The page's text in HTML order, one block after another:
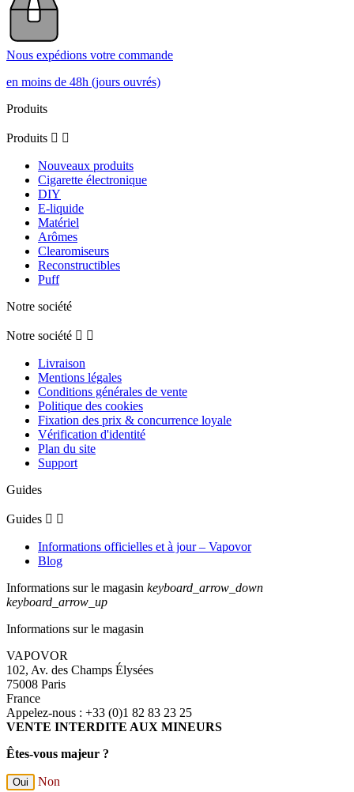
Nous expédions votre commande
en moins de 48h (jours ouvrés)
Produits
Produits  
Nouveaux produits
Cigarette électronique
DIY
E-liquide
Matériel
Arômes
Clearomiseurs
Reconstructibles
Puff
Notre société
Notre société  
Livraison
Mentions légales
Conditions générales de vente
Politique des cookies
Fixation des prix & concurrence loyale
Vérification d'identité
Plan du site
Support
Guides
Guides  
Informations officielles et à jour – Vapovor
Blog
Informations sur le magasin keyboard_arrow_down
keyboard_arrow_up
Informations sur le magasin
VAPOVOR
102, Av. des Champs Élysées
75008 Paris
France
Appelez-nous : +33 (0)1 82 83 23 25
VENTE INTERDITE AUX MINEURS
Êtes-vous majeur ?
Oui Non